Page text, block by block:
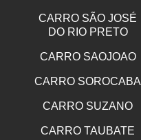
CARRO SÃO JOSÉ
DO RIO PRETO
CARRO SAOJOAO
CARRO SOROCABA
CARRO SUZANO
CARRO TAUBATE